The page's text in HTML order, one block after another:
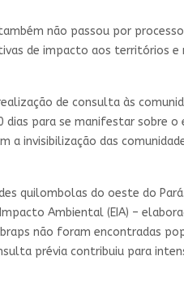
não passou por
de impacto aos territórios e
de consulta às
para se manifestar sobre o
invisibilização das
quilombolas do oeste do
Ambiental (EIA) –
não foram encontradas
prévia contribuiu para